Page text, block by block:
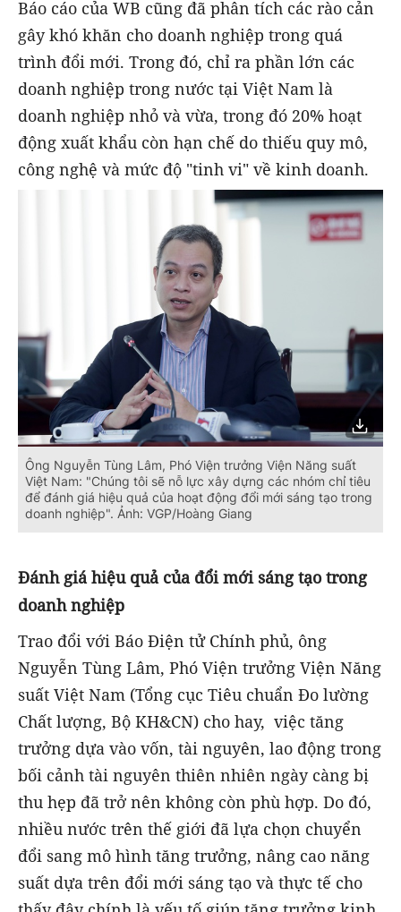
Báo cáo của WB cũng đã phân tích các rào cản
gây khó khăn cho doanh nghiệp trong quá
trình đổi mới. Trong đó, chỉ ra phần lớn các
doanh nghiệp trong nước tại Việt Nam là
doanh nghiệp nhỏ và vừa, trong đó 20% hoạt
động xuất khẩu còn hạn chế do thiếu quy mô,
công nghệ và mức độ "tinh vi" về kinh doanh.
Ông Nguyễn Tùng Lâm, Phó Viện trưởng Viện Năng suất
Việt Nam: "Chúng tôi sẽ nỗ lực xây dựng các nhóm chỉ tiêu
để đánh giá hiệu quả của hoạt động đổi mới sáng tạo trong
doanh nghiệp". Ảnh: VGP/Hoàng Giang
Đánh giá hiệu quả của đổi mới sáng tạo trong
doanh nghiệp
Trao đổi với Báo Điện tử Chính phủ, ông
Nguyễn Tùng Lâm, Phó Viện trưởng Viện Năng
suất Việt Nam (Tổng cục Tiêu chuẩn Đo lường
Chất lượng, Bộ KH&CN) cho hay, việc tăng
trưởng dựa vào vốn, tài nguyên, lao động trong
bối cảnh tài nguyên thiên nhiên ngày càng bị
thu hẹp đã trở nên không còn phù hợp. Do đó,
nhiều nước trên thế giới đã lựa chọn chuyển
đổi sang mô hình tăng trưởng, nâng cao năng
suất dựa trên đổi mới sáng tạo và thực tế cho